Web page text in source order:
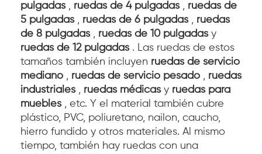
pulgadas, ruedas de 4 pulgadas, ruedas de
5 pulgadas, ruedas de 6 pulgadas, ruedas
de 8 pulgadas, ruedas de 10 pulgadasy
ruedas de 12 pulgadas. Las ruedas de estos
tamaños también incluyen ruedas de servicio
mediano , ruedas de servicio pesado , ruedas
industriales, ruedas médicasy ruedas para
muebles, etc. Y el material también cubre
plástico, PVC, poliuretano, nailon, caucho,
hierro fundido y otros materiales. Al mismo
tiempo, también hay ruedas con una